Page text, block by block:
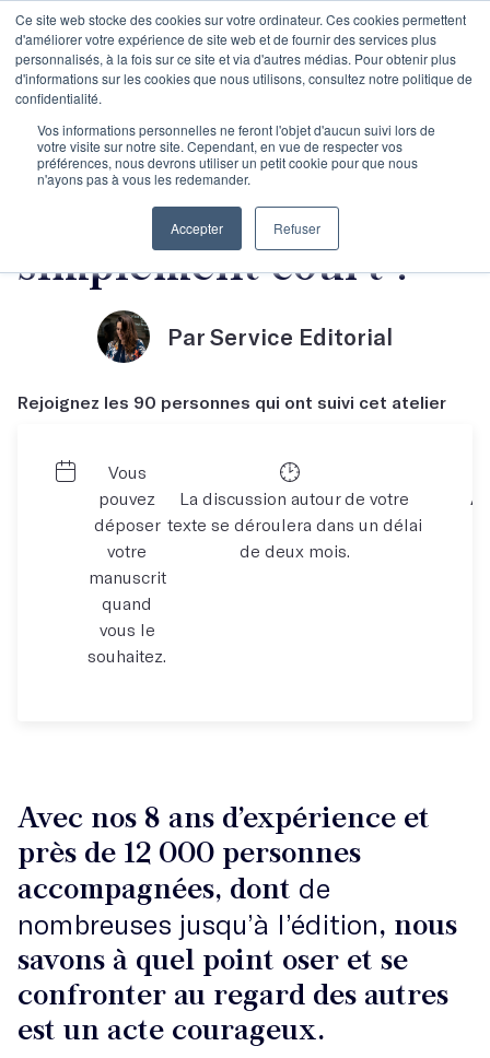
Ce site web stocke des cookies sur votre ordinateur. Ces cookies permettent
d'améliorer votre expérience de site web et de fournir des services plus
personnalisés, à la fois sur ce site et via d'autres médias. Pour obtenir plus
d'informations sur les cookies que nous utilisons, consultez notre politique de
confidentialité.
Vos informations personnelles ne feront l'objet d'aucun suivi lors de
votre visite sur notre site. Cependant, en vue de respecter vos
préférences, nous devrons utiliser un petit cookie pour que nous
n'ayons pas à vous les redemander.
Accepter Refuser
Le manuscrit en
cours... ou
simplement court !
Par Service Editorial
Rejoignez les 90 personnes qui ont suivi cet atelier
Vous
pouvez
déposer
votre
manuscrit
quand
vous le
souhaitez.
La discussion autour de votre
texte se déroulera dans un délai
de deux mois.
À
Avec nos 8 ans d’expérience et
près de 12 000 personnes
accompagnées, dont de
nombreuses jusqu’à l’édition, nous
savons à quel point oser et se
confronter au regard des autres
est un acte courageux.